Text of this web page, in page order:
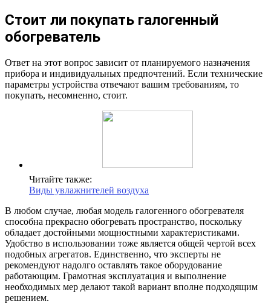
Стоит ли покупать галогенный
обогреватель
Ответ на этот вопрос зависит от планируемого назначения
прибора и индивидуальных предпочтений. Если технические
параметры устройства отвечают вашим требованиям, то
покупать, несомненно, стоит.
Читайте также:
Виды увлажнителей воздуха
В любом случае, любая модель галогенного обогревателя
способна прекрасно обогревать пространство, поскольку
обладает достойными мощностными характеристиками.
Удобство в использовании тоже является общей чертой всех
подобных агрегатов. Единственно, что эксперты не
рекомендуют надолго оставлять такое оборудование
работающим. Грамотная эксплуатация и выполнение
необходимых мер делают такой вариант вполне подходящим
решением.